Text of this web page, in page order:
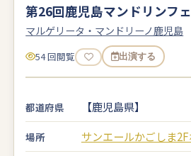
第26回鹿児島マンドリンフ
マルゲリータ・マンドリーノ鹿児島
54 回閲覧 出演する
都道府県 【鹿児島県】
場所 サンエールかごしま